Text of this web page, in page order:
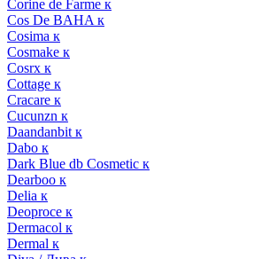
Corine de Farme к
Cos De BAHA к
Cosima к
Cosmake к
Cosrx к
Cottage к
Cracare к
Cucunzn к
Daandanbit к
Dabo к
Dark Blue db Cosmetic к
Dearboo к
Delia к
Deoproce к
Dermacol к
Dermal к